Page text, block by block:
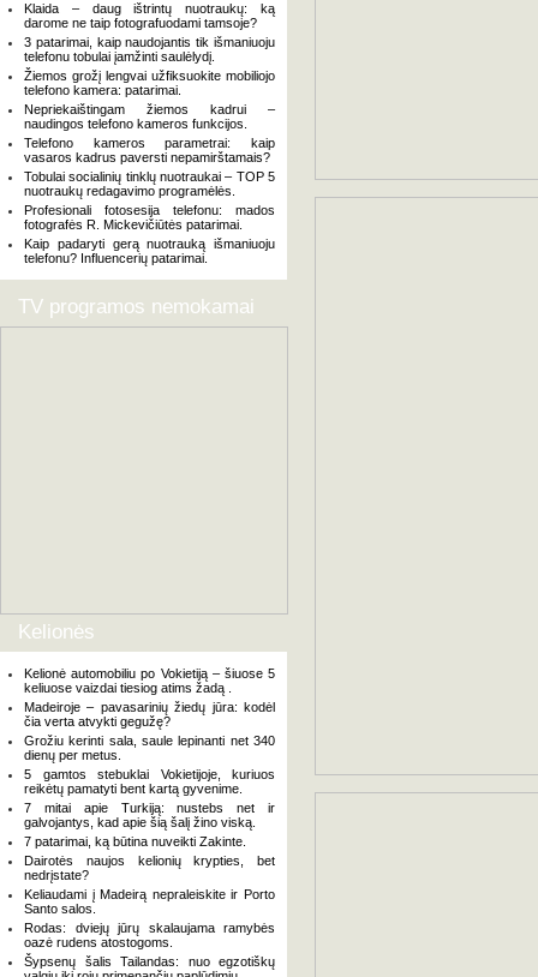
Klaida – daug ištrintų nuotraukų: ką
darome ne taip fotografuodami tamsoje?
3 patarimai, kaip naudojantis tik išmaniuoju
telefonu tobulai įamžinti saulėlydį.
Žiemos grožį lengvai užfiksuokite mobiliojo
telefono kamera: patarimai.
Nepriekaištingam žiemos kadrui –
naudingos telefono kameros funkcijos.
Telefono kameros parametrai: kaip
vasaros kadrus paversti nepamirštamais?
Tobulai socialinių tinklų nuotraukai – TOP 5
nuotraukų redagavimo programėlės.
Profesionali fotosesija telefonu: mados
fotografės R. Mickevičiūtės patarimai.
Kaip padaryti gerą nuotrauką išmaniuoju
telefonu? Influencerių patarimai.
TV programos nemokamai
Kelionės
Kelionė automobiliu po Vokietiją – šiuose 5
keliuose vaizdai tiesiog atims žadą .
Madeiroje – pavasarinių žiedų jūra: kodėl
čia verta atvykti gegužę?
Grožiu kerinti sala, saule lepinanti net 340
dienų per metus.
5 gamtos stebuklai Vokietijoje, kuriuos
reikėtų pamatyti bent kartą gyvenime.
7 mitai apie Turkiją: nustebs net ir
galvojantys, kad apie šią šalį žino viską.
7 patarimai, ką būtina nuveikti Zakinte.
Dairotės naujos kelionių krypties, bet
nedrįstate?
Keliaudami į Madeirą nepraleiskite ir Porto
Santo salos.
Rodas: dviejų jūrų skalaujama ramybės
oazė rudens atostogoms.
Šypsenų šalis Tailandas: nuo egzotiškų